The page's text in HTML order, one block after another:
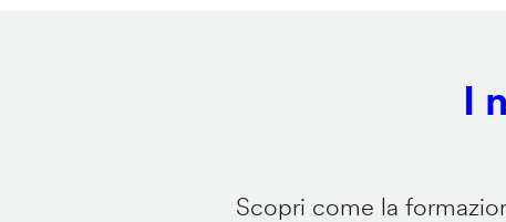
I
Scopri come la